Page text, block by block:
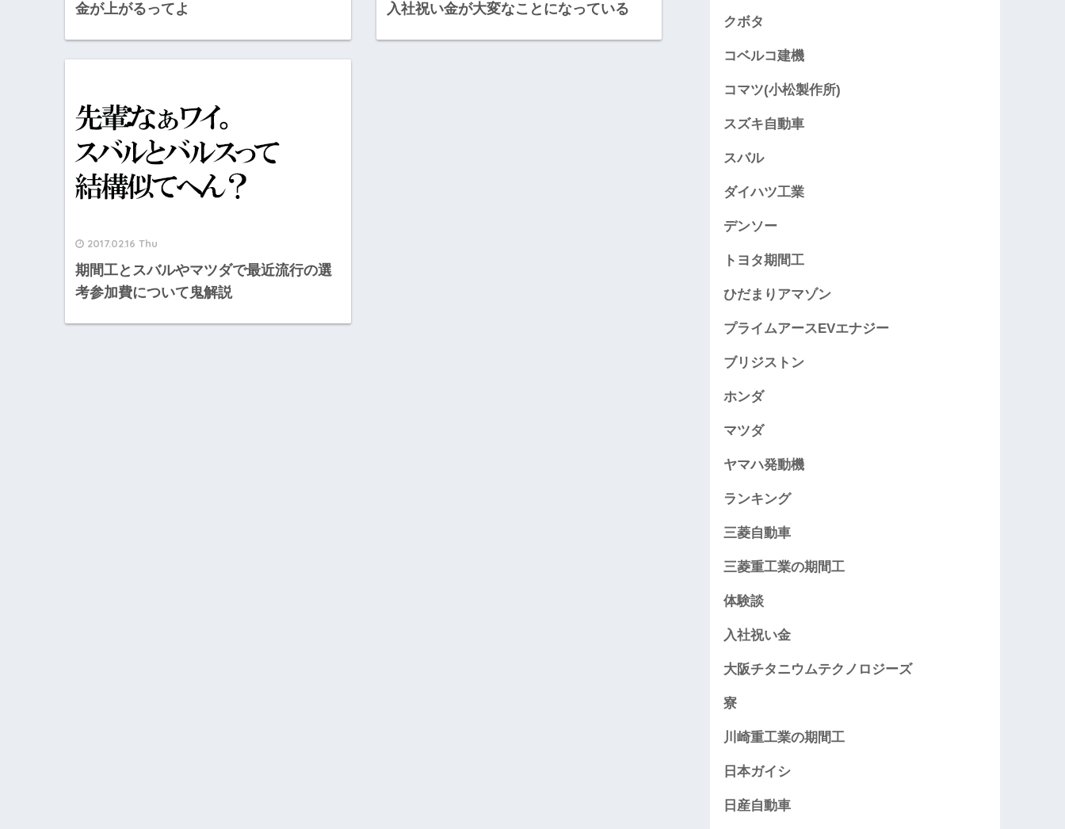
金が上がるってよ
入社祝い金が大変なことになっている
2017.02.16 Thu
期間工とスバルやマツダで最近流行の選
考参加費について鬼解説
クボタ
コベルコ建機
コマツ(小松製作所)
スズキ自動車
スバル
ダイハツ工業
デンソー
トヨタ期間工
ひだまりアマゾン
プライムアースEVエナジー
ブリジストン
ホンダ
マツダ
ヤマハ発動機
ランキング
三菱自動車
三菱重工業の期間工
体験談
入社祝い金
大阪チタニウムテクノロジーズ
寮
川崎重工業の期間工
日本ガイシ
日産自動車